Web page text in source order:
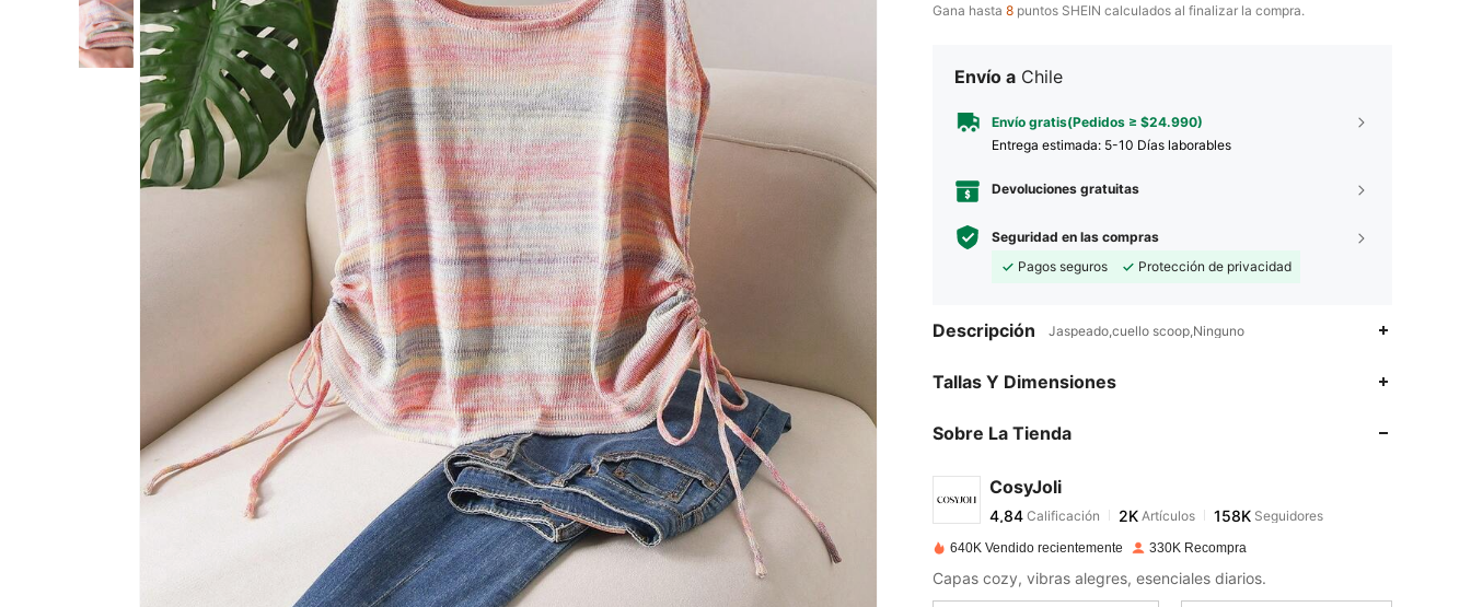
Gana hasta 8 puntos SHEIN calculados al finalizar la compra.
Envío a Chile
Envío gratis(Pedidos ≥ $24.990)
Entrega estimada: 5-10 Días laborables
Devoluciones gratuitas
Seguridad en las compras
Pagos seguros
Protección de privacidad
Descripción Jaspeado,cuello scoop,Ninguno
Tallas Y Dimensiones
Sobre La Tienda
CosyJoli
4,84
4,84 Calificación
j***apagó Hace 1 día
640K Vendido recientemente 330K Recompra
Capas cozy, vibras alegres, esenciales diarios.